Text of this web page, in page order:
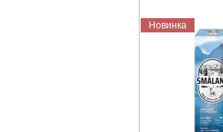
Новинка